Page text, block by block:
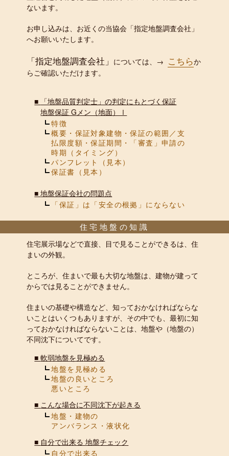
ないます。
お申し込みは、お近くの当協会「指定地盤調査会社」
へお願いいたします。
「指定地盤調査会社」 については、→ こちらか
らご確認いただけます。
■ 「地盤品質判定士」の判定にもとづく保証
地盤保証 Gメン（地面）Ⅰ
特徴
概要・保証対象建物・保証の範囲／支
払限度額・保証期間・「審査」申請の
時期（タイミング）
パンフレット（見本）
保証書（見本）
■地盤保証会社の問題点
「保証」は「安全の根拠」にならない
住宅地盤の知識
住宅展示場などで直接、目で見ることができるは、住
まいの外観。
ところが、住まいで最も大切な地盤は、建物が建って
からでは見ることができません。
住まいの基礎や構造など、知っておかなければならな
いことはいくつもありますが、その中でも、最初に知
っておかなければならないことは、地盤や（地盤の）
不同沈下についてです。
■軟弱地盤を見極める
地盤を見極める
地盤の良いところ
悪いところ
■ こんな場合に不同沈下が起きる
地盤・建物の
アンバランス・液状化
■ 自分で出来る 地盤チェック
自分で出来る